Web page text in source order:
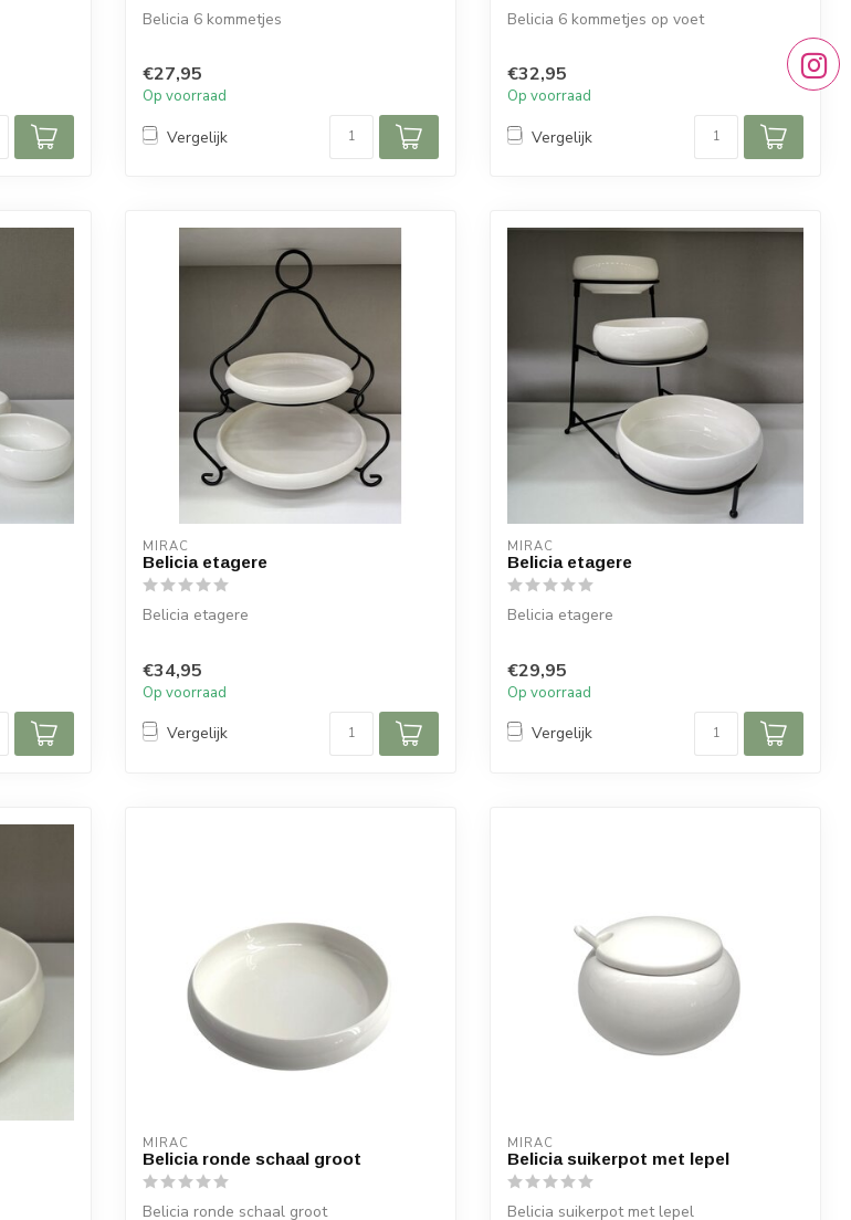
Belicia 6 kommetjes
Diameter: 11,5 cm
Hoogte: 5,5 cm
€27,95
Op voorraad
Vergelijk
Belicia 6 kommetjes op voet
Diameter: 10 cm
Hoogte: 9 cm
€32,95
Op voorraad
Vergelijk
MIRAC
Belicia etagere
Belicia etagere
Klein bord: Diameter 20 cm
Groot bord Diameter ...
€34,95
Op voorraad
Vergelijk
MIRAC
Belicia etagere
Belicia etagere
Kleine bord: Diameter 13 cm
Middel bord: Diamet...
€29,95
Op voorraad
Vergelijk
MIRAC
Belicia ronde schaal groot
Belicia ronde schaal groot
MIRAC
Belicia suikerpot met lepel
Belicia suikerpot met lepel